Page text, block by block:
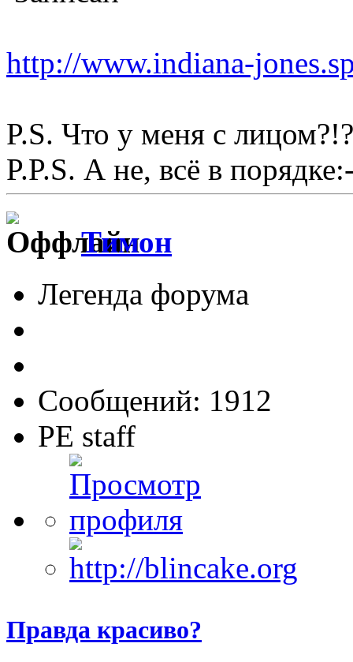
http://www.indiana-
P.S. Что у меня с
P.P.S. А не, всё в
Тимон
Легенда форума
Сообщений: 1912
PE staff
Правда красиво?